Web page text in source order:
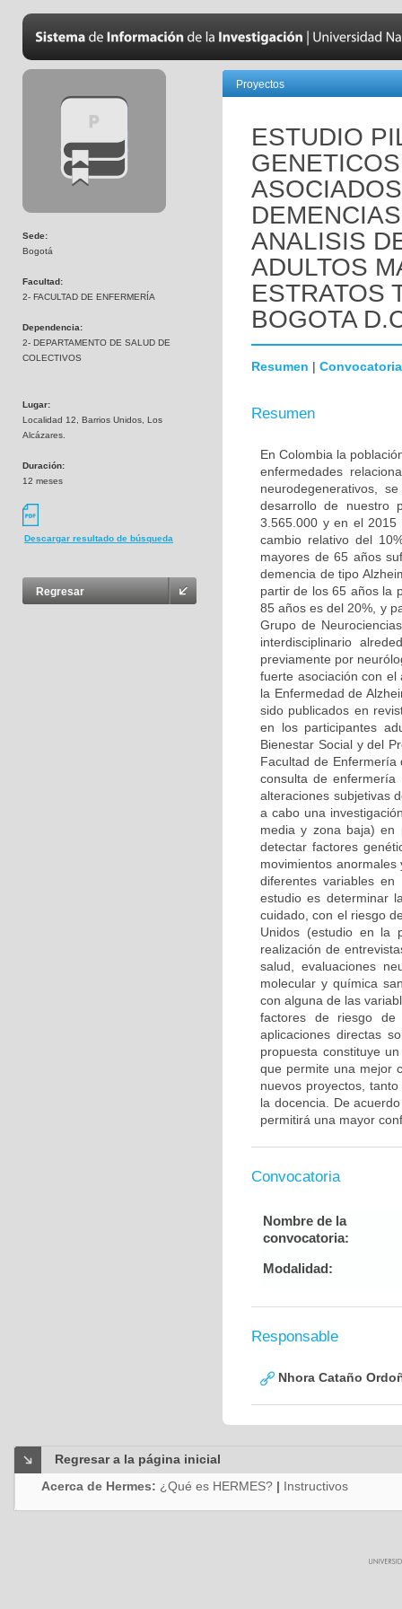
Sede:
Bogotá
Facultad:
2- FACULTAD DE ENFERMERÍA
Dependencia:
2- DEPARTAMENTO DE SALUD DE
COLECTIVOS
Lugar:
Localidad 12, Barrios Unidos, Los
Alcázares.
Duración:
12 meses
Descargar resultado de búsqueda
Regresar
Proyectos
ESTUDIO
ANALISIS
ADULTOS
ESTRATOS
BOGOTA
Resumen | Convocatoria
Resumen
En Colombia la
enfermedades
neurodegenerativos,
desarrollo de nuestro
3.565.000 y en el 2015
cambio relativo del
mayores de 65 años
demencia de tipo
partir de los 65 años la
85 años es del 20%, y
Grupo de
interdisciplinario
previamente por
fuerte asociación con el
la Enfermedad de
sido publicados en
en los participantes
Bienestar Social y del
Facultad de Enfermería
consulta de
alteraciones subjetivas
a cabo una
media y zona baja)
detectar factores
movimientos
diferentes variables
estudio es determinar
cuidado, con el riesgo
Unidos (estudio en la
realización de
salud, evaluaciones
molecular y química
con alguna de las
factores de riesgo de
aplicaciones directas
propuesta constituye
que permite una mejor
nuevos proyectos,
la docencia. De
permitirá una mayor
Convocatoria
Nombre de la
convocatoria:
Modalidad:
Responsable
Nhora Cataño
Regresar a la página inicial
Acerca de Hermes: ¿Qué es HERMES? | Instructivos